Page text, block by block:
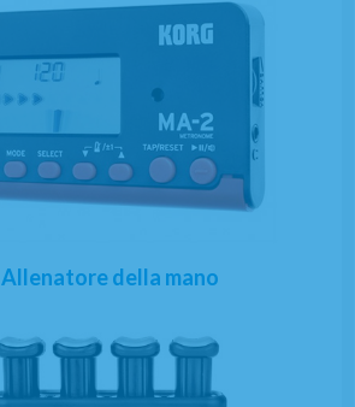
Allenatore della mano